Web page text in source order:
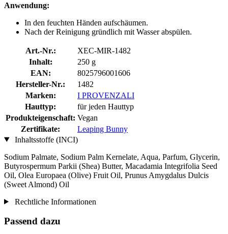
Anwendung:
In den feuchten Händen aufschäumen.
Nach der Reinigung gründlich mit Wasser abspülen.
Art.-Nr.:
XEC-MIR-1482
Inhalt:
250 g
EAN:
8025796001606
Hersteller-Nr.:
1482
Marken:
I PROVENZALI
Hauttyp:
für jeden Hauttyp
Produkteigenschaft: Vegan
Zertifikate:
Leaping Bunny
Inhaltsstoffe (INCI)
Sodium Palmate, Sodium Palm Kernelate, Aqua, Parfum, Glycerin,
Butyrospermum Parkii (Shea) Butter, Macadamia Integrifolia Seed
Oil, Olea Europaea (Olive) Fruit Oil, Prunus Amygdalus Dulcis
(Sweet Almond) Oil
Rechtliche Informationen
Passend dazu